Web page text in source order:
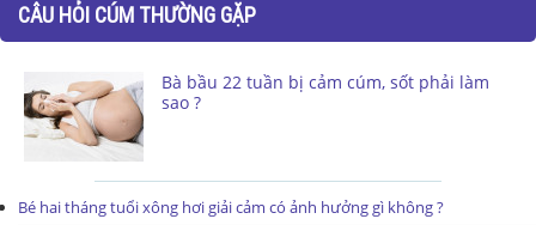
CÂU HỎI CÚM THƯỜNG GẶP
Bà bầu 22 tuần bị cảm cúm, sốt phải làm
sao ?
Bé hai tháng tuổi xông hơi giải cảm có ảnh hưởng gì không ?